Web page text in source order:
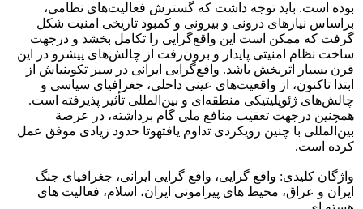
بوده است. باید توجه داشت که گسترش فعالیت‌های نظامی،
براساس نیازهای درونی و بیرونی و کمبود تاریخی امنیت شکل
گرفت که ممکن است این واقع‌گرایی را تکامل بخشد و درجهت
ساخت نظام امنیتی پایدار و برون‌رفت از چالش‌های پیش­رو در این
قرن بسیار اثربخش باشد. واقع‌گرایی ایرانی در سیر تکوینی­اش از
ابتدا تاکنون، از واقعیت‌های عینی داخلی، جغرافیای سیاسی و
چالش‌های ژئوپلیتیکی منطقه‌ای و بین‌المللی تأثیر پذیرفته است.
همچنین درجهت تعقیب منافع ملی گام برداشته، در عرصة
بین‌المللی با چنین رویکردی تداوم یافتهوتا حدود زیادی موفق عمل
کرده است.
واژگان کلیدی: واقع گرایی، واقع گرایی ایرانی، جغرافیای جنگ
ایران و عراق، محیط های پیرامونی ایران، اسلام، فعالیت های